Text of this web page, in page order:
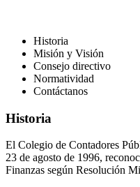
Historia
Misión y Visión
Consejo directivo
Normatividad
Contáctanos
Historia
El Colegio de Contadores
23 de agosto de 1996,
Finanzas según Resolución